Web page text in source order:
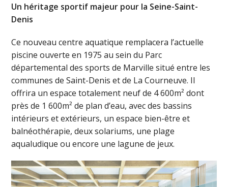
Un héritage sportif majeur pour la Seine-Saint-
Denis
Ce nouveau centre aquatique remplacera l’actuelle
piscine ouverte en 1975 au sein du Parc
départemental des sports de Marville situé entre les
communes de Saint-Denis et de La Courneuve. Il
offrira un espace totalement neuf de 4 600m² dont
près de 1 600m² de plan d’eau, avec des bassins
intérieurs et extérieurs, un espace bien-être et
balnéothérapie, deux solariums, une plage
aqualudique ou encore une lagune de jeux.